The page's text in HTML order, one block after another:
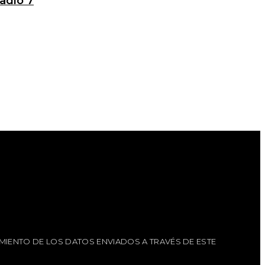
DE LOS DATOS ENVIADOS A TRAVÉS DE ESTE